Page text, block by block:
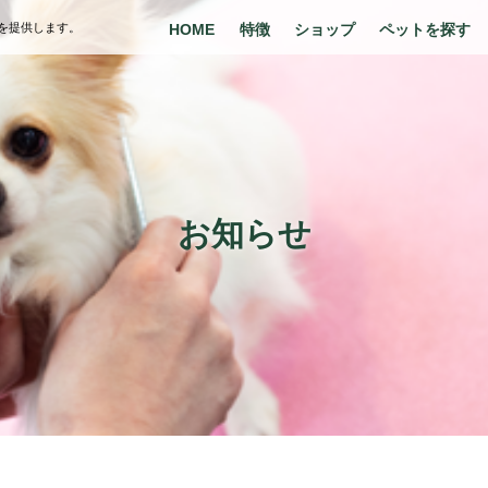
お知らせ
供します。 HOME 特徴 ショップ ペットを探す